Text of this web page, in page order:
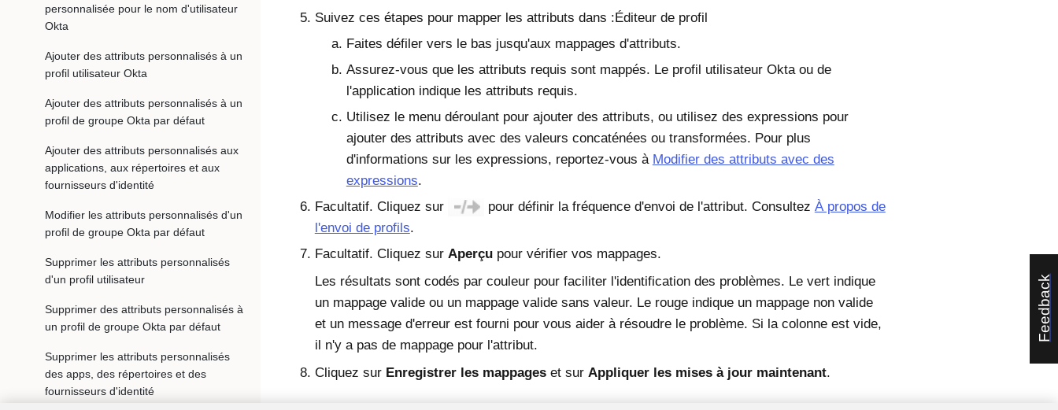
Feedback
personnalisée pour le nom d'utilisateur
Okta
Ajouter des attributs personnalisés à un
profil utilisateur Okta
Ajouter des attributs personnalisés à un
profil de groupe Okta par défaut
Ajouter des attributs personnalisés aux
applications, aux répertoires et aux
fournisseurs d'identité
Modifier les attributs personnalisés d'un
profil de groupe Okta par défaut
Supprimer les attributs personnalisés
d'un profil utilisateur
Supprimer des attributs personnalisés à
un profil de groupe Okta par défaut
Supprimer les attributs personnalisés
des apps, des répertoires et des
fournisseurs d'identité
Suivez ces étapes pour mapper les attributs dans :Éditeur de profil
Faites défiler vers le bas jusqu'aux mappages d'attributs.
Assurez-vous que les attributs requis sont mappés. Le profil utilisateur Oktaou de
l'application indique les attributs requis.
Utilisez le menu déroulant pour ajouter des attributs, ou utilisez des expressions pour
ajouter des attributs avec des valeurs concaténées ou transformées. Pour plus
d'informations sur les expressions, reportez-vous à Modifier des attributs avec des
expressions.
Facultatif. Cliquez sur
pour définir la fréquence d'envoi de l'attribut. Consultez À propos de
l'envoi de profils.
Facultatif. Cliquez sur Aperçupour vérifier vos mappages.
Les résultats sont codés par couleur pour faciliter l'identification des problèmes. Le vert indique
un mappage valide ou un mappage valide sans valeur. Le rouge indique un mappage non valide
et un message d'erreur est fourni pour vous aider à résoudre le problème. Si la colonne est vide,
il n'y a pas de mappage pour l'attribut.
Cliquez sur Enregistrer les mappageset sur Appliquer les mises à jour maintenant.